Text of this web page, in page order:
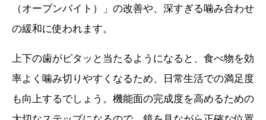
（オープンバイト）」の改善や、深すぎる噛み合わせ
の緩和に使われます。
上下の歯がピタッと当たるようになると、食べ物を効
率よく噛み切りやすくなるため、日常生活での満足度
も向上するでしょう。機能面の完成度を高めるための